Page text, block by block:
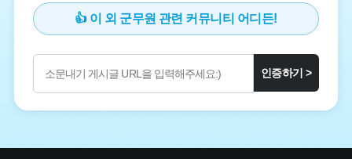
👍 이 외 군무원 관련 커뮤니티 어디든!
인증하기 >